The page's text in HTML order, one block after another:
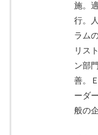
施。
行。
ラム
リス
ン部
善。
ーダ
般の